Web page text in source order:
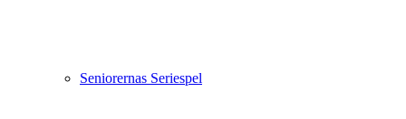
Seniorernas Seriespel